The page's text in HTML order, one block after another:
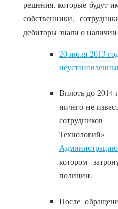
решения, которые будут
собственники,
дебиторы знали о
20 июля 2013
Вплоть до 2014
ничего не
котором
полиции.
После